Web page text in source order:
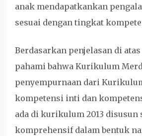
anak mendapatkankan
sesuai dengan tingkat
Berdasarkan penjelasan di
pahami bahwa Kurikulum
penyempurnaan dari
kompetensi inti dan
ada di kurikulum 2013 disusun
komprehensif dalam bentuk